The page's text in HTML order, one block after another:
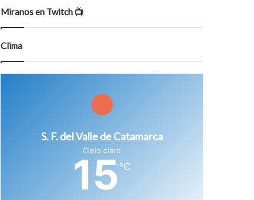
Miranos en Twitch 📺
Clima
S. F. del Valle de Catamarca
Cielo claro
15 ℃